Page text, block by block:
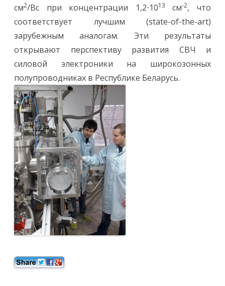
см2/Вс при концентрации 1,2⋅1013 см-2, что
соответствует лучшим (state-of-the-art)
зарубежным аналогам. Эти результаты
открывают перспективу развития СВЧ и
силовой электроники на широкозонных
полупроводниках в Республике Беларусь.